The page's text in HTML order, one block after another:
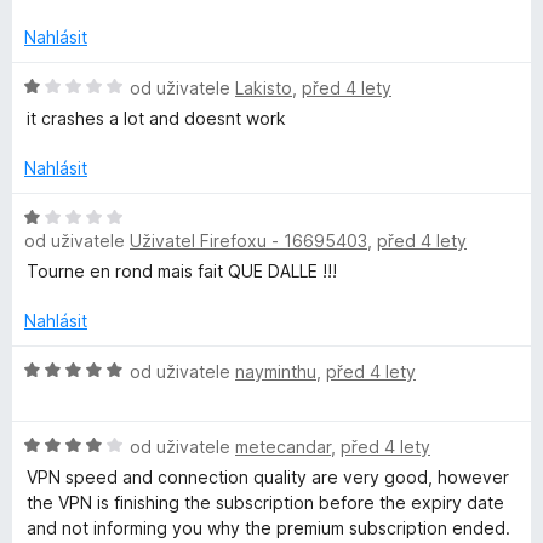
5
e
í
z
n
c
e
í
1
z
5
Nahlásit
H
o
n
c
e
n
:
z
od uživatele Lakisto před 4 lety
it crashes a lot and doesnt work
Nahlásit
H
o
d
o
e
:
1
z
5
od uživatele Uživatel Firefoxu - 16695403 před 4 lety
Tourne en rond mais fait QUE DALLE !!!
Nahlásit
H
n
o
c
e
od uživatele nayminthu před 4 lety
H
o
d
n
od uživatele metecandar, před 4 lety
VPN speed and connection quality are very good, however
the VPN is finishing the subscription before the expiry date
and not informing you why the premium subscription ended.